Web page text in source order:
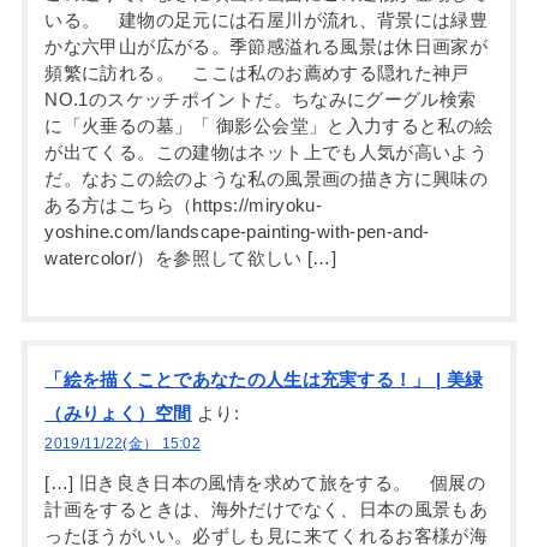
いる。 建物の足元には石屋川が流れ、背景には緑豊
かな六甲山が広がる。季節感溢れる風景は休日画家が
頻繁に訪れる。 ここは私のお薦めする隠れた神戸
NO.1のスケッチポイントだ。ちなみにグーグル検索
に「火垂るの墓」「 御影公会堂」と入力すると私の絵
が出てくる。この建物はネット上でも人気が高いよう
だ。なおこの絵のような私の風景画の描き方に興味の
ある方はこちら（https://miryoku-
yoshine.com/landscape-painting-with-pen-and-
watercolor/）を参照して欲しい […]
「絵を描くことであなたの人生は充実する！」 | 美緑
（みりょく）空間 より:
2019/11/22(金） 15:02
[…] 旧き良き日本の風情を求めて旅をする。 個展の
計画をするときは、海外だけでなく、日本の風景もあ
ったほうがいい。必ずしも見に来てくれるお客様が海